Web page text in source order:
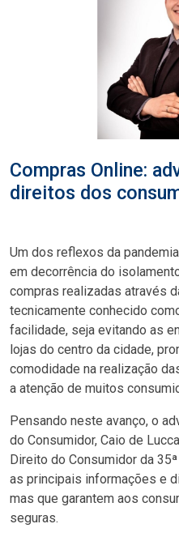
Compras Online:
direitos dos
Um dos reflexos da
em decorrência do
compras realizadas através
tecnicamente conhecido
facilidade, seja evitando as
lojas do centro da cidade,
comodidade na realização
a atenção de muitos
Pensando neste avanço, o
do Consumidor, Caio de
Direito do Consumidor da
as principais informações e
mas que garantem aos
seguras.